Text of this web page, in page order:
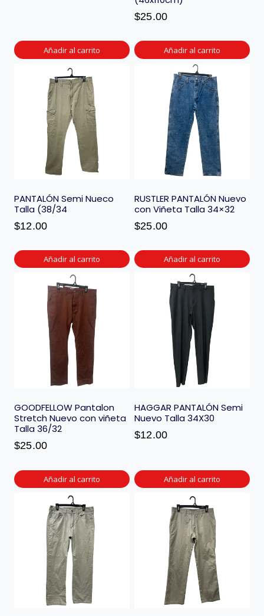
Añadir al carrito
$25.00
Añadir al carrito
PANTALÓN Semi Nueco
Talla (38/34
$12.00
Añadir al carrito
RUSTLER PANTALÓN Nuevo
con Viñeta Talla 34×32
$25.00
Añadir al carrito
GOODFELLOW Pantalon
Stretch Nuevo con viñeta
Talla 36/32
$25.00
Añadir al carrito
HAGGAR PANTALÓN Semi
Nuevo Talla 34X30
$12.00
Añadir al carrito